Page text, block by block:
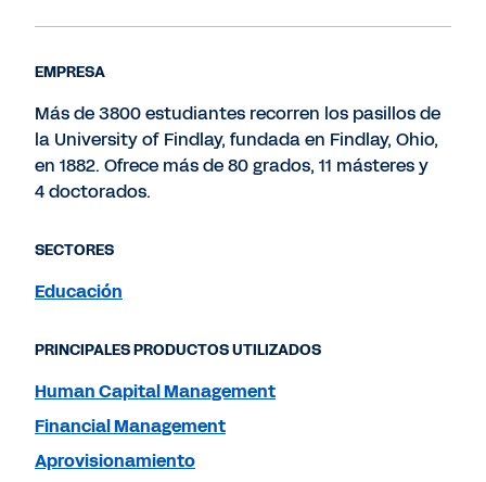
EMPRESA
Más de 3800 estudiantes recorren los pasillos de
la University of Findlay, fundada en Findlay, Ohio,
en 1882. Ofrece más de 80 grados, 11 másteres y
4 doctorados.
SECTORES
Educación
PRINCIPALES PRODUCTOS UTILIZADOS
Human Capital Management
Financial Management
Aprovisionamiento